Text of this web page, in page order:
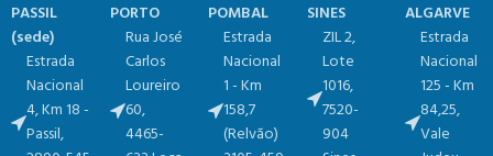
PASSIL
(sede)
Estrada
Nacional
4, Km 18​​ -
Passil,
PORTO
Rua José
Carlos
Loureiro
60,
4465-
POMBAL
Estrada
Nacional
1 - Km
158,7​
(Relvão)​
SINES
ZIL 2,
Lote
1016​,
7520-
904
ALGARVE
Estrada
Nacional
125 - Km
84,25​,
Vale